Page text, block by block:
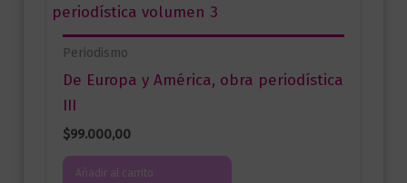
Periodismo
De Europa y América, obra periodística
III
$99.000,00
Añadir al carrito